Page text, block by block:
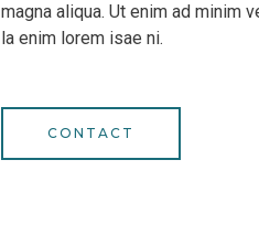
magna aliqua. Ut enim ad minim
la enim lorem isae ni.
CONTACT